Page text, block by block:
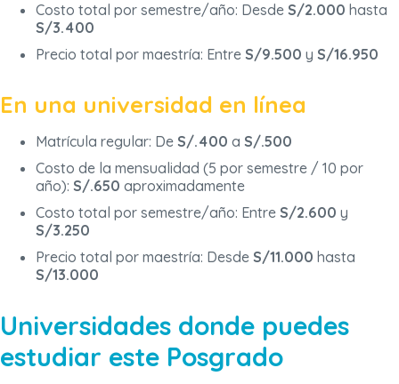
Costo total por semestre/año: Desde S/2.000 hasta
S/3.400
Precio total por maestría: Entre S/9.500 y S/16.950
En una universidad en línea
Matrícula regular: De S/.400 a S/.500
Costo de la mensualidad (5 por semestre / 10 por
año): S/.650 aproximadamente
Costo total por semestre/año: Entre S/2.600 y
S/3.250
Precio total por maestría: Desde S/11.000 hasta
S/13.000
Universidades donde puedes
estudiar este Posgrado